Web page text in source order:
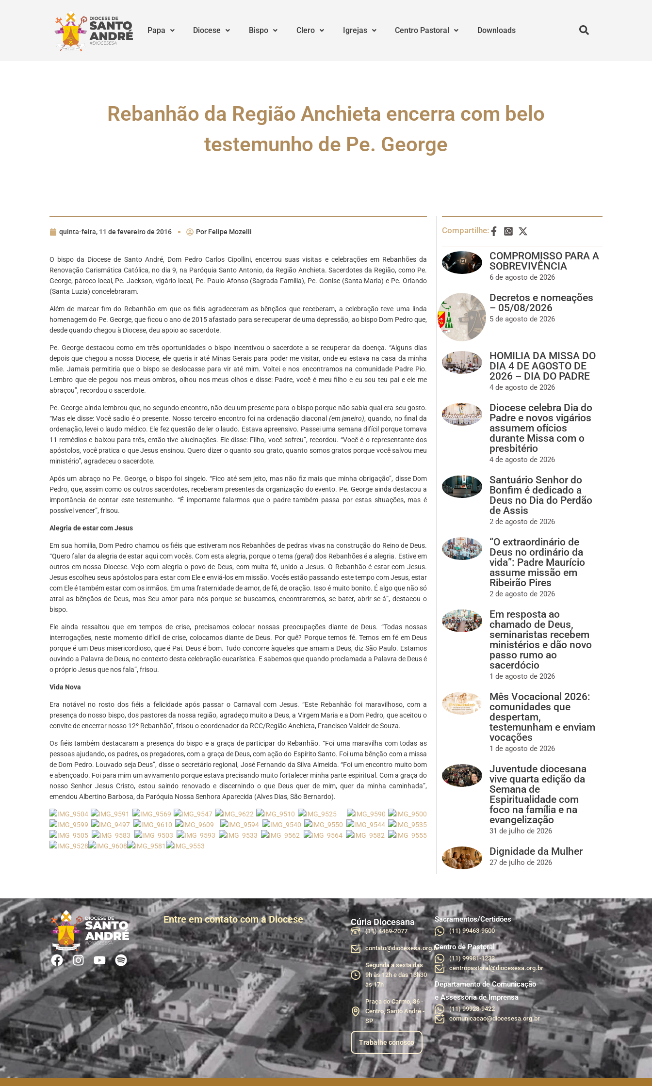
Papa Diocese Bispo Clero Igrejas Centro Pastoral Downloads
Rebanhão da Região Anchieta encerra com belo
testemunho de Pe. George
quinta-feira, 11 de fevereiro de 2016 Por Felipe Mozelli
O bispo da Diocese de Santo André, Dom Pedro Carlos Cipollini, encerrou suas visitas e celebrações em Rebanhões da
Renovação Carismática Católica, no dia 9, na Paróquia Santo Antonio, da Região Anchieta. Sacerdotes da Região, como Pe.
George, pároco local, Pe. Jackson, vigário local, Pe. Paulo Afonso (Sagrada Família), Pe. Gonise (Santa Maria) e Pe. Orlando
(Santa Luzia) concelebraram.
Além de marcar fim do Rebanhão em que os fiéis agradeceram as bênçãos que receberam, a celebração teve uma linda
homenagem do Pe. George, que ficou o ano de 2015 afastado para se recuperar de uma depressão, ao bispo Dom Pedro que,
desde quando chegou à Diocese, deu apoio ao sacerdote.
Pe. George destacou como em três oportunidades o bispo incentivou o sacerdote a se recuperar da doença. “Alguns dias
depois que chegou a nossa Diocese, ele queria ir até Minas Gerais para poder me visitar, onde eu estava na casa da minha
mãe. Jamais permitiria que o bispo se deslocasse para vir até mim. Voltei e nos encontramos na comunidade Padre Pio.
Lembro que ele pegou nos meus ombros, olhou nos meus olhos e disse: Padre, você é meu filho e eu sou teu pai e ele me
abraçou”, recordou o sacerdote.
Pe. George ainda lembrou que, no segundo encontro, não deu um presente para o bispo porque não sabia qual era seu gosto.
“Mas ele disse: Você sadio é o presente. Nosso terceiro encontro foi na ordenação diaconal (em janeiro), quando, no final da
ordenação, levei o laudo médico. Ele fez questão de ler o laudo. Estava apreensivo. Passei uma semana difícil porque tomava
11 remédios e baixou para três, então tive alucinações. Ele disse: Filho, você sofreu”, recordou. “Você é o representante dos
apóstolos, você pratica o que Jesus ensinou. Quero dizer o quanto sou grato, quanto somos gratos porque você salvou meu
ministério”, agradeceu o sacerdote.
Após um abraço no Pe. George, o bispo foi singelo. “Fico até sem jeito, mas não fiz mais que minha obrigação”, disse Dom
Pedro, que, assim como os outros sacerdotes, receberam presentes da organização do evento. Pe. George ainda destacou a
importância de contar este testemunho. “É importante falarmos que o padre também passa por estas situações, mas é
possível vencer”, frisou.
Alegria de estar com Jesus
Em sua homilia, Dom Pedro chamou os fiéis que estiveram nos Rebanhões de pedras vivas na construção do Reino de Deus.
“Quero falar da alegria de estar aqui com vocês. Com esta alegria, porque o tema(geral) dos Rebanhões é a alegria. Estive em
outros em nossa Diocese. Vejo com alegria o povo de Deus, com muita fé, unido a Jesus. O Rebanhão é estar com Jesus.
Jesus escolheu seus apóstolos para estar com Ele e enviá-los em missão. Vocês estão passando este tempo com Jesus, estar
com Ele é também estar com os irmãos. Em uma fraternidade de amor, de fé, de oração. Isso é muito bonito. É algo que não só
atrai as bênçãos de Deus, mas Seu amor para nós porque se buscamos, encontraremos, se bater, abrir-se-á”, destacou o
bispo.
Ele ainda ressaltou que em tempos de crise, precisamos colocar nossas preocupações diante de Deus. “Todas nossas
interrogações, neste momento difícil de crise, colocamos diante de Deus. Por quê? Porque temos fé. Temos em fé em Deus
porque é um Deus misericordioso, que é Pai. Deus é bom. Tudo concorre àqueles que amam a Deus, diz São Paulo. Estamos
ouvindo a Palavra de Deus, no contexto desta celebração eucarística. E sabemos que quando proclamada a Palavra de Deus é
o próprio Jesus que nos fala”, frisou.
Vida Nova
Era notável no rosto dos fiéis a felicidade após passar o Carnaval com Jesus. “Este Rebanhão foi maravilhoso, com a
presença do nosso bispo, dos pastores da nossa região, agradeço muito a Deus, a Virgem Maria e a Dom Pedro, que aceitou o
convite de encerrar nosso 12º Rebanhão”, frisou o coordenador da RCC/Região Anchieta, Francisco Valdeir de Souza.
Os fiéis também destacaram a presença do bispo e a graça de participar do Rebanhão. “Foi uma maravilha com todas as
pessoas ajudando, os padres, os pregadores, com a graça de Deus, com ação do Espírito Santo. Foi uma bênção com a missa
de Dom Pedro. Louvado seja Deus”, disse o secretário regional, José Fernando da Silva Almeida. “Foi um encontro muito bom
e abençoado. Foi para mim um avivamento porque estava precisando muito fortalecer minha parte espiritual. Com a graça do
nosso Senhor Jesus Cristo, estou saindo renovado e discernindo o que Deus quer de mim, quer da minha caminhada”,
emendou Albertino Barbosa, da Paróquia Nossa Senhora Aparecida (Alves Dias, São Bernardo).
Compartilhe:
COMPROMISSO PARA A
SOBREVIVÊNCIA
6 de agosto de 2026
Decretos e nomeações
– 05/08/2026
5 de agosto de 2026
HOMILIA DA MISSA DO
DIA 4 DE AGOSTO DE
2026 – DIA DO PADRE
4 de agosto de 2026
Diocese celebra Dia do
Padre e novos vigários
assumem ofícios
durante Missa com o
presbitério
4 de agosto de 2026
Santuário Senhor do
Bonfim é dedicado a
Deus no Dia do Perdão
de Assis
2 de agosto de 2026
“O extraordinário de
Deus no ordinário da
vida”: Padre Maurício
assume missão em
Ribeirão Pires
2 de agosto de 2026
Em resposta ao
chamado de Deus,
seminaristas recebem
ministérios e dão novo
passo rumo ao
sacerdócio
1 de agosto de 2026
Mês Vocacional 2026:
comunidades que
despertam,
testemunham e enviam
vocações
1 de agosto de 2026
Juventude diocesana
vive quarta edição da
Semana de
Espiritualidade com
foco na família e na
evangelização
31 de julho de 2026
Dignidade da Mulher
27 de julho de 2026
Entre em contato com a Diocese Cúria Diocesana
(11) 4469-2077
contato@diocesesa.org.br
Segunda a sexta das
9h às 12h e das 13h30
às 17h
Praça do Carmo, 36 -
Centro, Santo André -
SP
Trabalhe conosco
Sacramentos/Certidões
(11) 99463-9500
Centro de Pastoral
(11) 99981-1233
centropastoral@diocesesa.org.br
Departamento de Comunicação
e Assessoria de Imprensa
(11) 99928-9422
comunicacao@diocesesa.org.br